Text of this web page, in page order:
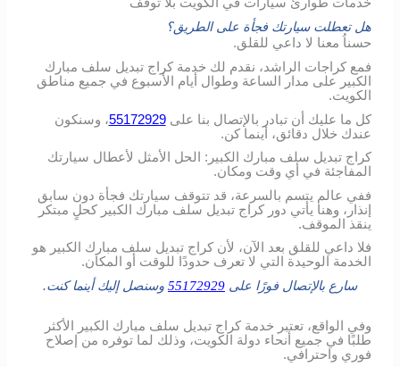
هل تعطلت سيارتك فجأة على الطريق؟
حسناُ معنا لا داعي للقلق.
فمع كراجات الراشد، نقدم لك خدمة كراج تبديل سلف مبارك
الكبير على مدار الساعة وطوال أيام الأسبوع في جميع مناطق
الكويت.
كل ما عليك أن تبادر بالإتصال بنا على55172929، وسنكون
عندك خلال دقائق، أينما كن.
كراج تبديل سلف مبارك الكبير: الحل الأمثل لأعطال سيارتك
المفاجئة في أي وقت ومكان.
ففي عالم يتسم بالسرعة، قد تتوقف سيارتك فجأة دون سابق
إنذار، وهنا يأتي دور كراج تبديل سلف مبارك الكبير كحلٍ مبتكر
ينقذ الموقف.
فلا داعي للقلق بعد الآن، لأن كراج تبديل سلف مبارك الكبير هو
الخدمة الوحيدة التي لا تعرف حدودًا للوقت أو المكان.
سارع بالإتصال فورًا على 55172929 وسنصل إليك أينما كنت.
وفي الواقع، تعتبر خدمة كراج تبديل سلف مبارك الكبير الأكثر
طلبًا في جميع أنحاء دولة الكويت، وذلك لما توفره من إصلاح
فوري واحترافي.